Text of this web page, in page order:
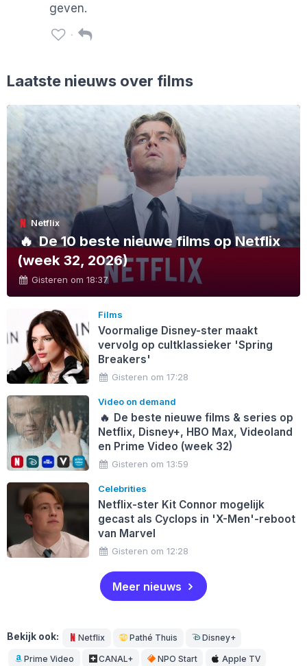
geven.
Laatste nieuws over films
Netflix
🔥De 10 beste nieuwe films op Netflix
(week 32, 2026)
Gisteren om 18:37
Films
Voormalige Disney-ster maakt
vervolg op cultklassieker 'Spring
Breakers'
Gisteren om 17:28
Video on demand
🔥 De beste nieuwe films & series op
Netflix, Disney+, HBO Max, Videoland
en Prime Video (week 32)
Gisteren om 13:59
Celebrities
Netflix-ster Kit Connor mogelijk
gecast als Cyclops in 'X-Men'-reboot
van Marvel
Gisteren om 12:28
Meer nieuws
Bekijk ook: Netflix Pathé Thuis Disney+
Prime Video CANAL+ NPO Start Apple TV